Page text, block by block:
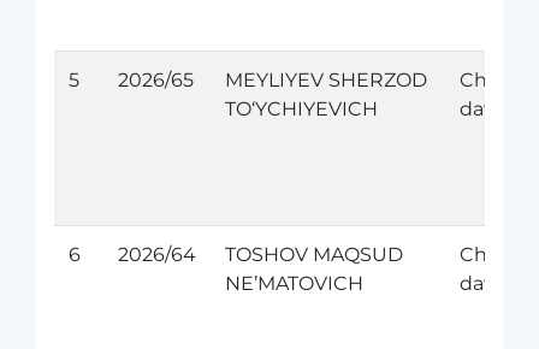
5 2026/65
MEYLIYEV SHERZOD
TO‘YCHIYEVICH
Chet
6 2026/64
TOSHOV MAQSUD
NE’MATOVICH
Chet